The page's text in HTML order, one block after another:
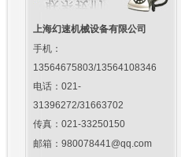
上海幻速机械设备有限公司
手机：
13564675803/13564108346
电话：021-
31396272/31663702
传真：021-33250150
邮箱：980078441@qq.com